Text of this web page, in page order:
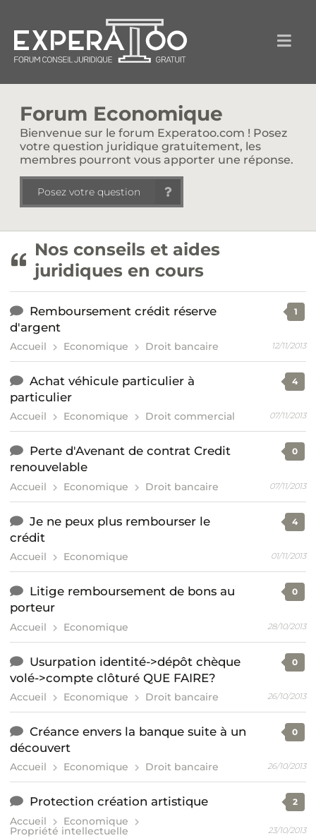
Forum Economique
Bienvenue sur le forum Experatoo.com ! Posez
votre question juridique gratuitement, les
membres pourront vous apporter une réponse.
Posez votre question
Nos conseils et aides
juridiques en cours
Remboursement crédit réserve
d'argent
Accueil Economique Droit bancaire
1
12/11/2013
Achat véhicule particulier à
particulier
Accueil Economique Droit commercial
4
07/11/2013
Perte d'Avenant de contrat Credit
renouvelable
Accueil Economique Droit bancaire
0
07/11/2013
Je ne peux plus rembourser le
crédit
Accueil Economique
4
01/11/2013
Litige remboursement de bons au
porteur
Accueil Economique
0
28/10/2013
Usurpation identité->dépôt chèque
volé->compte clôturé QUE FAIRE?
Accueil Economique Droit bancaire
0
26/10/2013
Créance envers la banque suite à un
découvert
Accueil Economique Droit bancaire
0
26/10/2013
Protection création artistique
Accueil Economique
Propriété intellectuelle
2
23/10/2013